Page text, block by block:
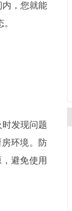
内，您就能
发现问题
环境。防
避免使用